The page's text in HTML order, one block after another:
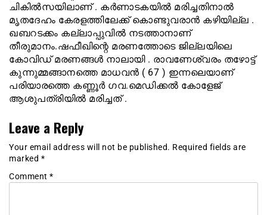
ചികിൽസയിലാണ് . കർണാടകയിൽ മരിച്ചതിനാൽ
മൃതദേഹം കേരളത്തിലേക്ക് കൊണ്ടുവരാൻ കഴിയില്ല .
ഖബറടക്കം കല്ലാപ്പുവിൽ നടത്താനാണ്
തീരുമാനം.ഷഫീഖിന്റെ മരണത്തോടെ ജില്ലയിലെ
കോവിഡ് മരണങ്ങൾ നാലായി . രാവണേശ്വരം തഴോട്ട്
കുന്നുമ്മങ്ങാനത്തെ മാധവൻ ( 67 ) ഇന്നലെയാണ്
പരിയാരത്തെ കണ്ണൂർ ഗവ.മെഡിക്കൽ കോളേജ്
ആശുപത്രിയിൽ മരിച്ചത് .
Leave a Reply
Your email address will not be published. Required fields are
marked *
Comment *